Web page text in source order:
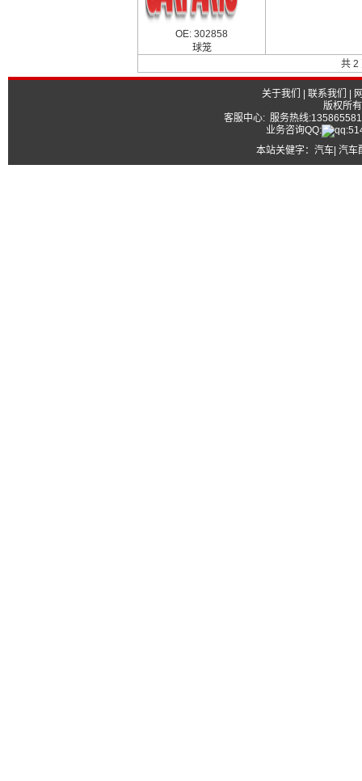
OE: 302858
球笼
共 2
关于我们 联系我们
版权所
客服中心: 服务热线
业务咨询QQ:
本站关健字： 汽车| 汽车